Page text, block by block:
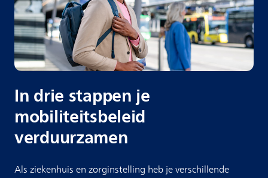
In drie stappen je
mobiliteitsbeleid
verduurzamen
Als ziekenhuis en zorginstelling heb je verschillende